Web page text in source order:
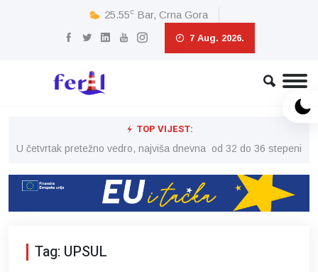
25.55c Bar, Crna Gora
7 Aug. 2026.
TOP VIJEST:
U četvrtak pretežno vedro, najviša dnevna od 32 do 36 stepeni
Tag: UPSUL